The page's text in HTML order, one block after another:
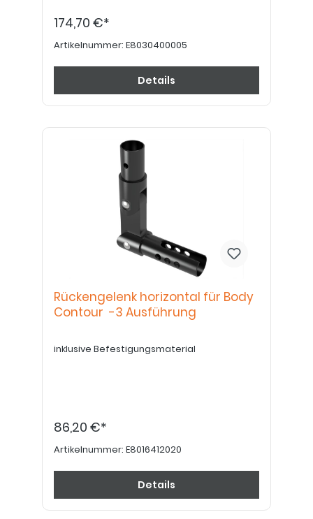
174,70 €*
Artikelnummer: E8030400005
Details
Rückengelenk horizontal für Body
Contour -3 Ausführung
inklusive Befestigungsmaterial
86,20 €*
Artikelnummer: E8016412020
Details